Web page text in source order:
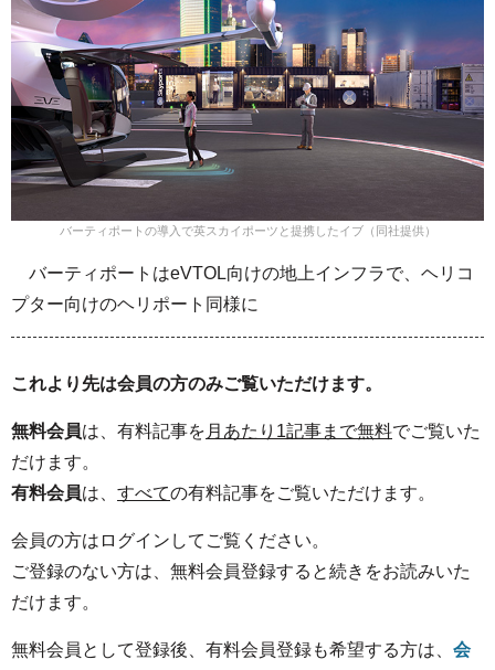
バーティポートの導入で英スカイポーツと提携したイブ（同社提供）
バーティポートはeVTOL向けの地上インフラで、ヘリコ
プター向けのヘリポート同様に
これより先は会員の方のみご覧いただけます。
無料会員は、有料記事を 月あたり1記事まで無料でご覧いた
だけます。
有料会員は、 すべての有料記事をご覧いただけます。
会員の方はログインしてご覧ください。
ご登録のない方は、無料会員登録すると続きをお読みいた
だけます。
無料会員として登録後、有料会員登録も希望する方は、 会